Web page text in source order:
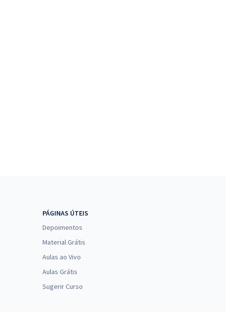
PÁGINAS ÚTEIS
Depoimentos
Material Grátis
Aulas ao Vivo
Aulas Grátis
Sugerir Curso